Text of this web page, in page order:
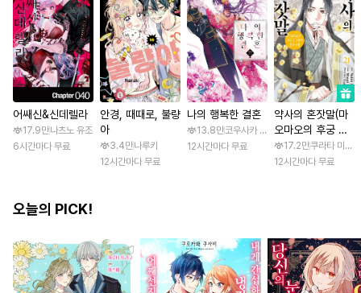
어쌔신&신데렐라
17.9만나츠노 유조
6시간마다 무료
안경, 때때로, 불량
아
3.4만나루키
12시간마다 무료
나의 행복한 결혼
13.8만코우사카 리토 / 아기토기 아쿠미
12시간마다 무료
약사의 혼잣말(마
오마오의 후궁 수
수께끼 풀이수첩)
17.2만쿠라타 미노
12시간마다 무료
오늘의 PICK!